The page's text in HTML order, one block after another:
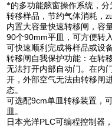
*的多功能舷窗操作系统，
转移样品，节约气体消耗，
内置大容量快速转移闸，容
90个90mm平皿，可方便转
可快速顺利完成将样品或设
转移闸自我保护功能：在转
无法打开内部自动门。在内
开，外部空气无法由转移闸
态。
可选配9cm单皿转移装置，
皿。
日本光洋PLC可编程控制器